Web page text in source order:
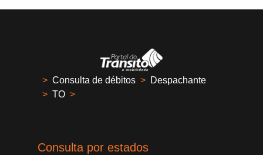
> Consulta de débitos > Despachante
> TO >
Consulta por estados